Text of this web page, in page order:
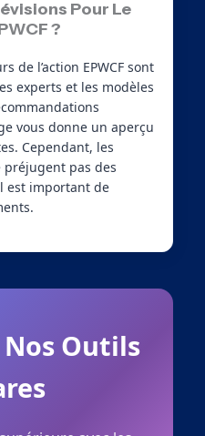
Pour Le
?
de l’action EPWCF sont
experts et les modèles
vous donne un aperçu
Cependant, les
préjugent pas des
est important de
Outils